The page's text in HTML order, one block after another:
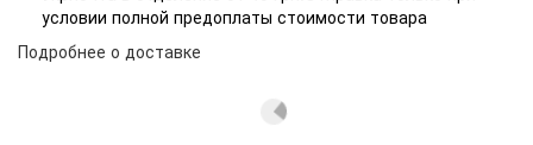
условии полной предоплаты стоимости товара
Подробнее о доставке